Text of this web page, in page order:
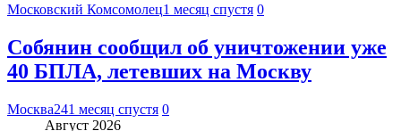
Московский Комсомолец1 месяц спустя 0
Собянин сообщил об уничтожении уже
40 БПЛА, летевших на Москву
Москва241 месяц спустя 0
Август 2026